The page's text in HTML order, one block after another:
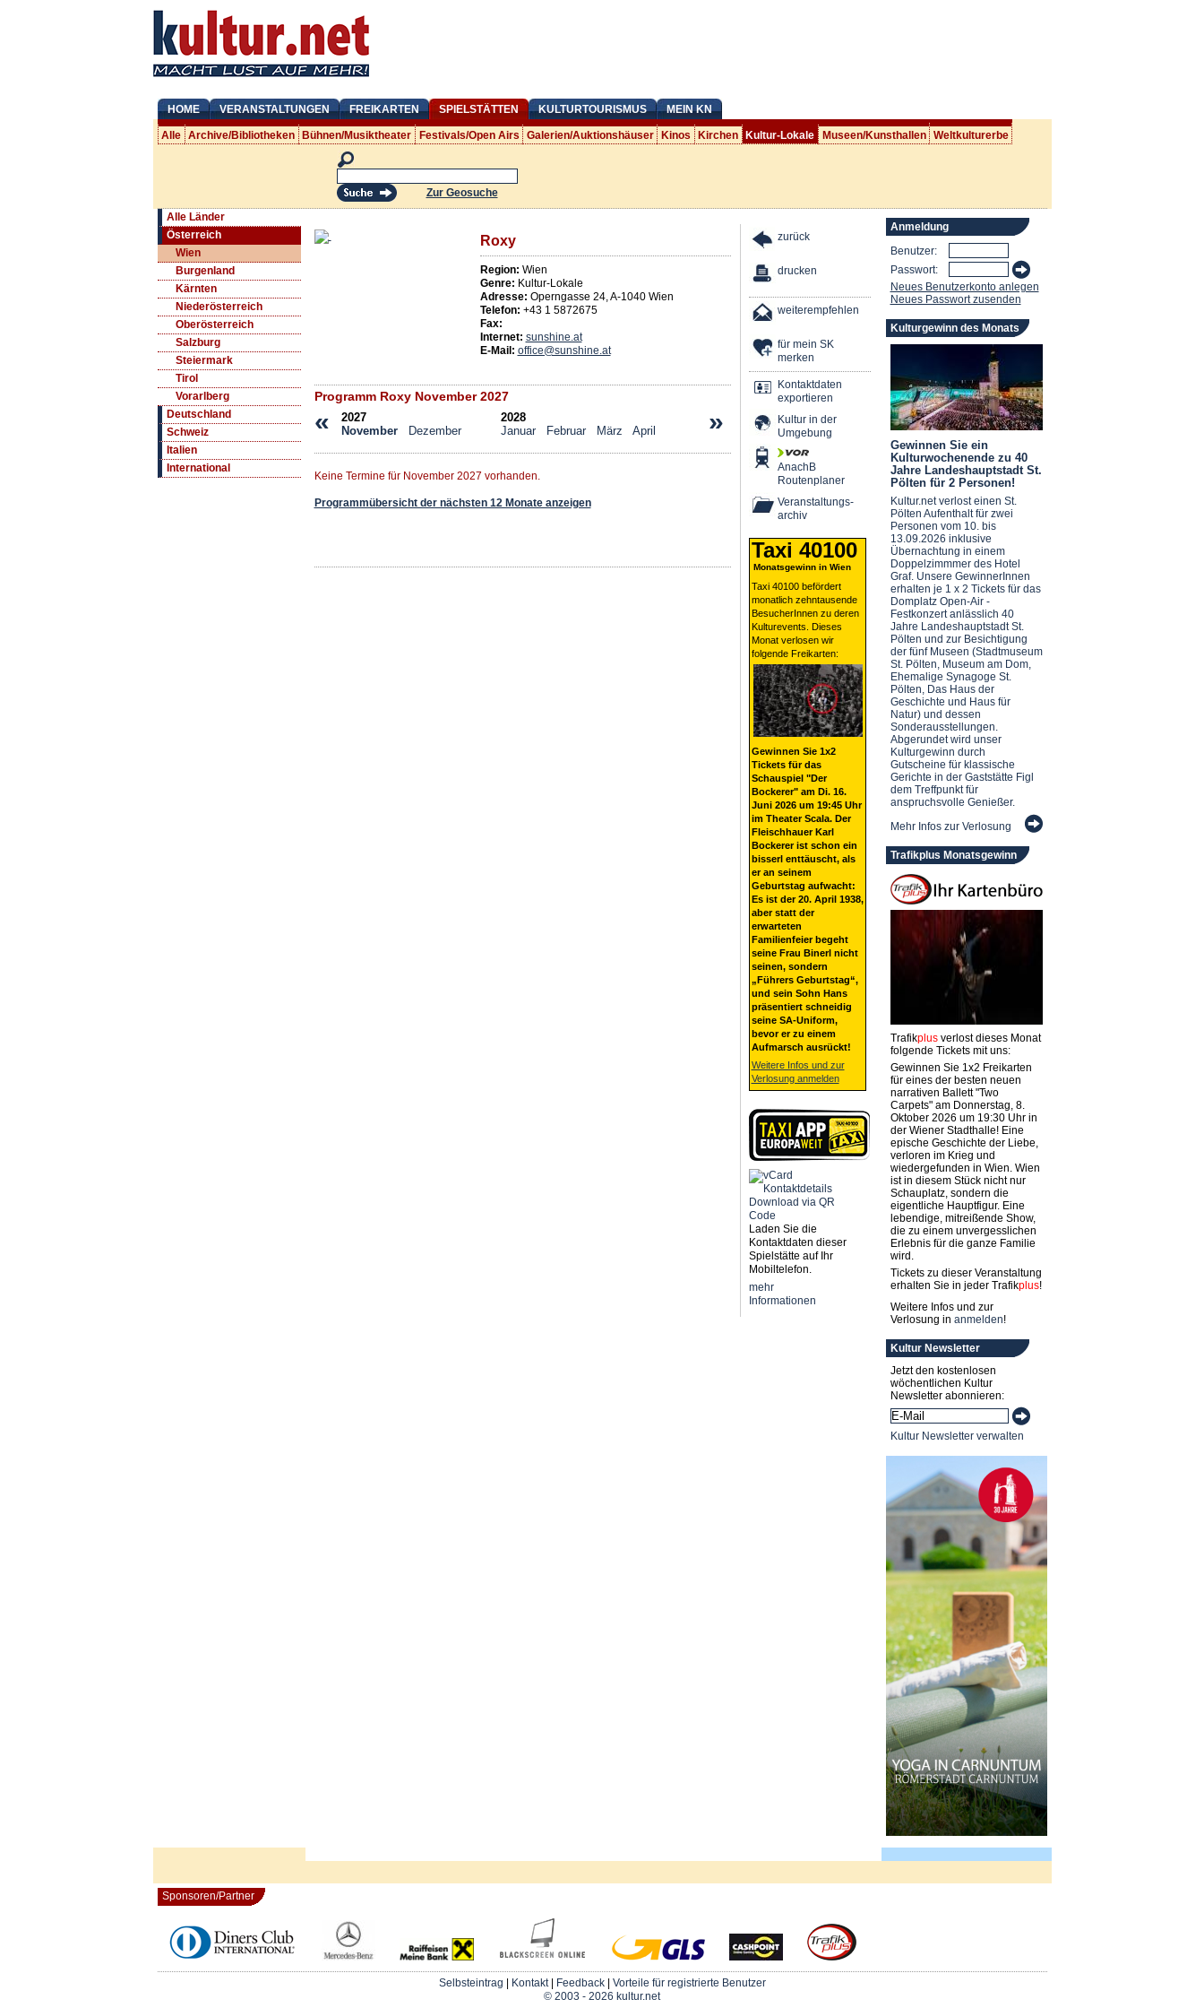
HOME VERANSTALTUNGEN FREIKARTEN SPIELSTÄTTEN KULTURTOURISMUS MEIN KN
Alle Archive/Bibliotheken Bühnen/Musiktheater Festivals/Open Airs Galerien/Auktionshäuser Kinos Kirchen Kultur-Lokale Museen/Kunsthallen Weltkulturerbe
Zur Geosuche
Alle Länder
Österreich
Wien
Burgenland
Kärnten
Niederösterreich
Oberösterreich
Salzburg
Steiermark
Tirol
Vorarlberg
Deutschland
Schweiz
Italien
International
Roxy
Region: Wien
Genre: Kultur-Lokale
Adresse: Operngasse 24,A-1040 Wien
Telefon: +43 1 5872675
Fax:
Internet: sunshine.at
E-Mail: office@sunshine.at
Programm Roxy November 2027
« »
2027
November
Dezember
2028
Januar
Februar März April
Keine Termine für November 2027 vorhanden.
Programmübersicht der nächsten 12 Monate anzeigen
zurück
drucken
weiterempfehlen
für mein SK
merken
Kontaktdaten
exportieren
Kultur in der
Umgebung
AnachB
Routenplaner
Veranstaltungs-
archiv
Taxi 40100
Monatsgewinn in Wien
Taxi 40100 befördert
monatlich zehntausende
BesucherInnen zu deren
Kulturevents. Dieses
Monat verlosen wir
folgende Freikarten:
Gewinnen Sie 1x2
Tickets für das
Schauspiel "Der
Bockerer" am Di. 16.
Juni 2026 um 19:45 Uhr
im Theater Scala. Der
Fleischhauer Karl
Bockerer ist schon ein
bisserl enttäuscht, als
er an seinem
Geburtstag aufwacht:
Es ist der 20. April 1938,
aber statt der
erwarteten
Familienfeier begeht
seine Frau Binerl nicht
seinen, sondern
„Führers Geburtstag“,
und sein Sohn Hans
präsentiert schneidig
seine SA-Uniform,
bevor er zu einem
Aufmarsch ausrückt!
Weitere Infos und zur
Verlosung anmelden
Laden Sie die
Kontaktdaten dieser
Spielstätte auf Ihr
Mobiltelefon.
mehr
Informationen
Anmeldung
Benutzer:
Passwort:
Neues Benutzerkonto anlegen
Neues Passwort zusenden
Kulturgewinn des Monats
Gewinnen Sie ein
Kulturwochenende zu 40
Jahre Landeshauptstadt St.
Pölten für 2 Personen!
Kultur.net verlost einen St.
Pölten Aufenthalt für zwei
Personen vom 10. bis
13.09.2026 inklusive
Übernachtung in einem
Doppelzimmmer des Hotel
Graf. Unsere GewinnerInnen
erhalten je 1 x 2 Tickets für das
Domplatz Open-Air -
Festkonzert anlässlich 40
Jahre Landeshauptstadt St.
Pölten und zur Besichtigung
der fünf Museen (Stadtmuseum
St. Pölten, Museum am Dom,
Ehemalige Synagoge St.
Pölten, Das Haus der
Geschichte und Haus für
Natur) und dessen
Sonderausstellungen.
Abgerundet wird unser
Kulturgewinn durch
Gutscheine für klassische
Gerichte in der Gaststätte Figl
dem Treffpunkt für
anspruchsvolle Genießer.
Mehr Infos zur Verlosung
Trafikplus Monatsgewinn
Trafikplusverlost dieses Monat
folgende Tickets mit uns:
Gewinnen Sie 1x2 Freikarten
für eines der besten neuen
narrativen Ballett "Two
Carpets" am Donnerstag, 8.
Oktober 2026 um 19:30 Uhr in
der Wiener Stadthalle! Eine
epische Geschichte der Liebe,
verloren im Krieg und
wiedergefunden in Wien. Wien
ist in diesem Stück nicht nur
Schauplatz, sondern die
eigentliche Hauptfigur. Eine
lebendige, mitreißende Show,
die zu einem unvergesslichen
Erlebnis für die ganze Familie
wird.
Tickets zu dieser Veranstaltung
erhalten Sie in jeder Trafikplus!
Weitere Infos und zur
Verlosung in anmelden!
Kultur Newsletter
Jetzt den kostenlosen
wöchentlichen Kultur
Newsletter abonnieren:
Kultur Newsletter verwalten
Sponsoren/Partner
Selbsteintrag Kontakt| Feedback| Vorteile für registrierte Benutzer
© 2003 - 2026 kultur.net